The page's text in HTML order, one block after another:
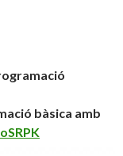
bàsica amb